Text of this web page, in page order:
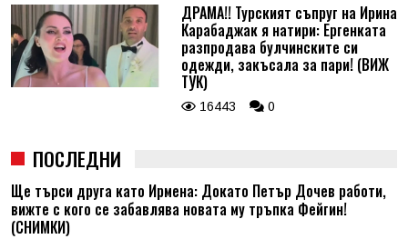
ДРАМА!! Турският съпруг на Ирина
Карабаджак я натири: Ергенката
разпродава булчинските си
одежди, закъсала за пари! (ВИЖ
ТУК)
16443 0
ПОСЛЕДНИ
Ще търси друга като Ирмена: Докато Петър Дочев работи,
вижте с кого се забавлява новата му тръпка Фейгин!
(СНИМКИ)